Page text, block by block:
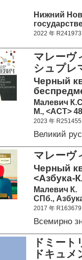
Нижний
2022 年 R241973
マレー
シュプレ
Черный
Малевич
М., <АСТ>
2023 年 R251455
Великий
マレー
Черный
<Азбука-
Малевич К.
СПб.,
2017 年 R163679
Всемирно
ドミー
ドキュメ